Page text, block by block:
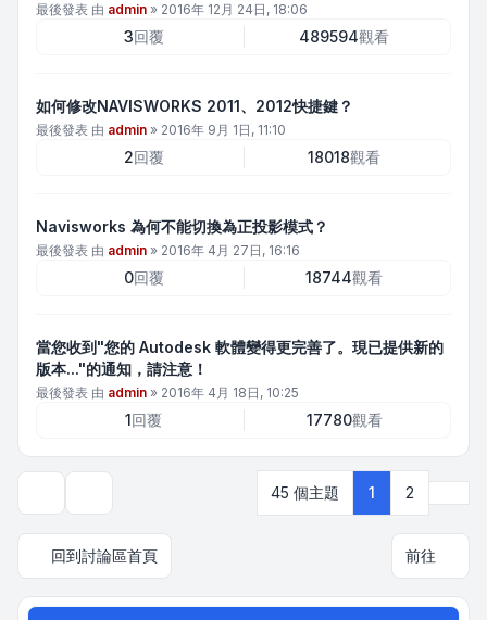
最後發表 由 admin » 2016年 12月 24日, 18:06
3回覆 489594觀看
如何修改NAVISWORKS 2011、2012快捷鍵？
最後發表 由 admin » 2016年 9月 1日, 11:10
2回覆 18018觀看
Navisworks 為何不能切換為正投影模式？
最後發表 由 admin » 2016年 4月 27日, 16:16
0回覆 18744觀看
當您收到"您的 Autodesk 軟體變得更完善了。現已提供新的
版本..."的通知，請注意！
最後發表 由 admin » 2016年 4月 18日, 10:25
1回覆 17780觀看
45 個主題 1 2
回到討論區首頁 前往